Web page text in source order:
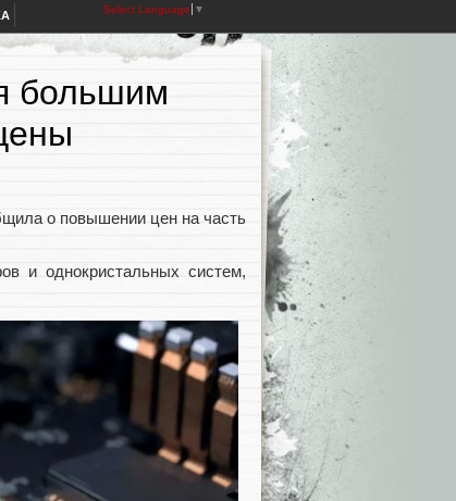
Select Language ▼
большим
о повышении цен на часть
и однокристальных систем,